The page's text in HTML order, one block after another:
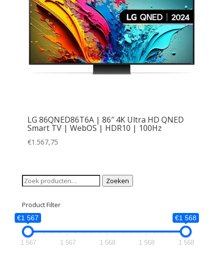
LG 86QNED86T6A | 86″ 4K Ultra HD QNED
Smart TV | WebOS | HDR10 | 100Hz
€1.567,75
Zoeken
naar:
Zoeken
Product Filter
€1 567 €1 568
1 567 1 567 1 568 1 568 1 568